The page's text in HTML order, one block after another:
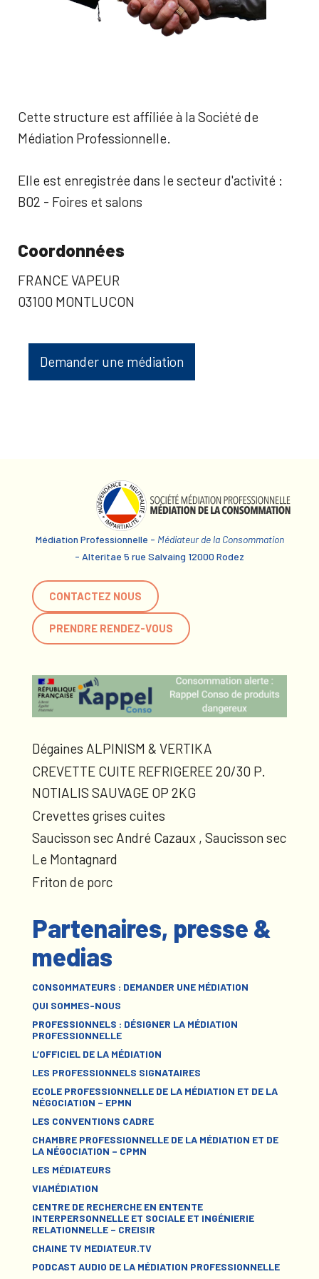
Cette structure est affiliée à la Société de
Médiation Professionnelle.
Elle est enregistrée dans le secteur d'activité :
B02 - Foires et salons
Coordonnées
FRANCE VAPEUR
03100 MONTLUCON
Demander une médiation
Médiation Professionnelle - Médiateur de la Consommation
- Alteritae 5 rue Salvaing 12000 Rodez
CONTACTEZ NOUS
PRENDRE RENDEZ-VOUS
Dégaines ALPINISM & VERTIKA
CREVETTE CUITE REFRIGEREE 20/30 P.
NOTIALIS SAUVAGE OP 2KG
Crevettes grises cuites
Saucisson sec André Cazaux , Saucisson sec
Le Montagnard
Friton de porc
Partenaires, presse &
medias
CONSOMMATEURS : DEMANDER UNE MÉDIATION
QUI SOMMES-NOUS
PROFESSIONNELS : DÉSIGNER LA MÉDIATION
PROFESSIONNELLE
L’OFFICIEL DE LA MÉDIATION
LES PROFESSIONNELS SIGNATAIRES
ECOLE PROFESSIONNELLE DE LA MÉDIATION ET DE LA
NÉGOCIATION – EPMN
LES CONVENTIONS CADRE
CHAMBRE PROFESSIONNELLE DE LA MÉDIATION ET DE
LA NÉGOCIATION – CPMN
LES MÉDIATEURS
VIAMÉDIATION
CENTRE DE RECHERCHE EN ENTENTE
INTERPERSONNELLE ET SOCIALE ET INGÉNIERIE
RELATIONNELLE – CREISIR
CHAINE TV MEDIATEUR.TV
PODCAST AUDIO DE LA MÉDIATION PROFESSIONNELLE